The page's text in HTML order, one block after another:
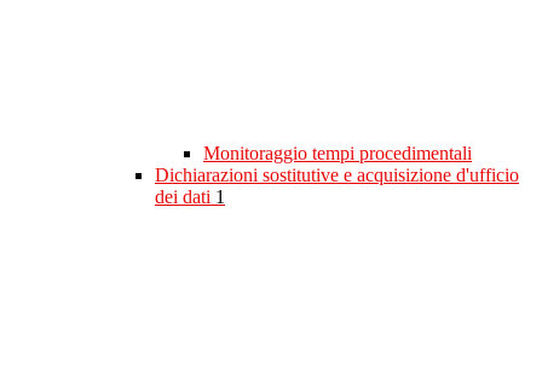
Monitoraggio tempi procedimentali
Dichiarazioni sostitutive e acquisizione d'ufficio
dei dati 1